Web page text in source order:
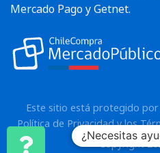
Mercado Pago y Getnet.
Este sitio está protegido por
Política de Privacidady los
Copyright
¿Necesitas